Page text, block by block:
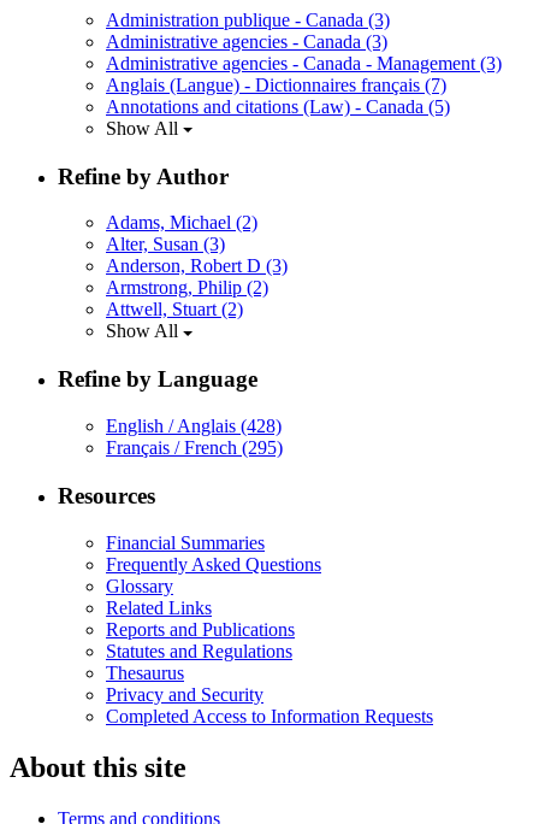
Administration publique - Canada (3)
Administrative agencies - Canada (3)
Administrative agencies - Canada - Management (3)
Anglais (Langue) - Dictionnaires français (7)
Annotations and citations (Law) - Canada (5)
Show All
Refine by Author
Adams, Michael (2)
Alter, Susan (3)
Anderson, Robert D (3)
Armstrong, Philip (2)
Attwell, Stuart(2)
Show All
Refine by Language
English / Anglais (428)
Français / French (295)
Resources
Financial Summaries
Frequently Asked Questions
Glossary
Related Links
Reports and Publications
Statutes and Regulations
Thesaurus
Privacy and Security
Completed Access to Information Requests
About this site
Terms and conditions